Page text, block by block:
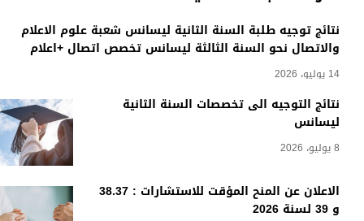
نتائج توجيه طلبة السنة الثانية ليسانس شعبة علوم الاعلام
والاتصال نحو السنة الثالثة ليسانس تخصص اتصال +اعلام
14 يوليو، 2026
نتائج التوجيه الى تخصصات السنة الثانية
ليسانس
8 يوليو، 2026
الاعلان عن المنح المؤقت للاستشارات : 38.37
و 39 لسنة 2026